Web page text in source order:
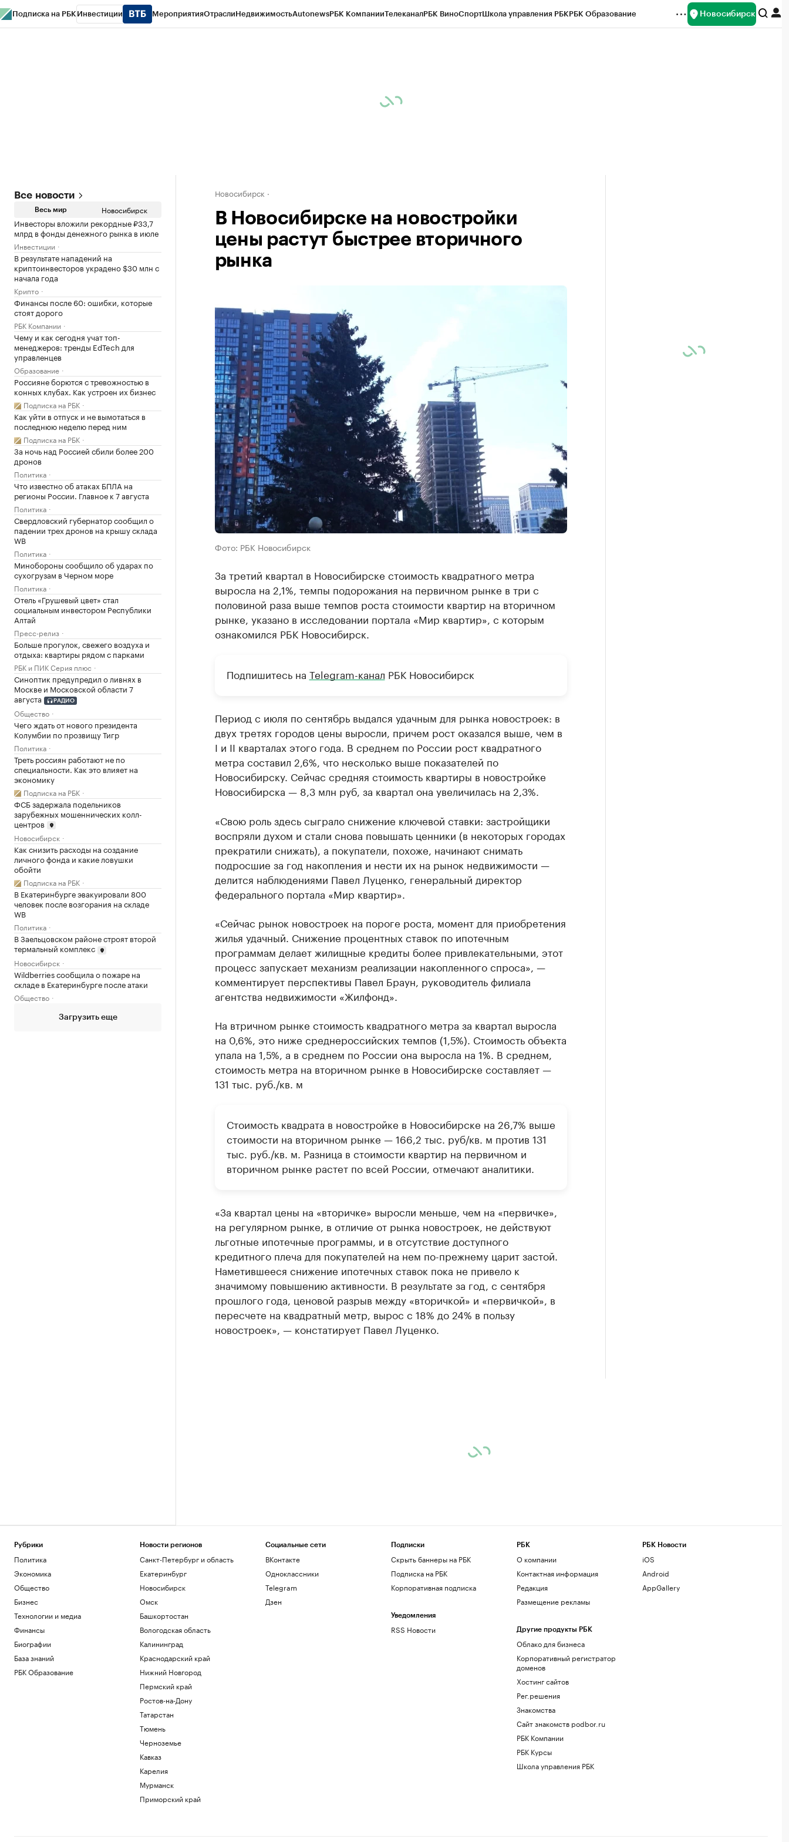
Подписка на РБК Инвестиции МероприятияОтраслиНедвижимостьAutonewsРБК КомпанииТелеканалРБК ВиноСпортШкола управления РБКРБК Образование Новосибирск
Все новости
Весь мир Новосибирск
Инвесторы вложили рекордные ₽33,7
млрд в фонды денежного рынка в июле
Инвестиции
В результате нападений на
криптоинвесторов украдено $30 млн с
начала года
Крипто
Финансы после 60: ошибки, которые
стоят дорого
РБК Компании
Чему и как сегодня учат топ-
менеджеров: тренды EdTech для
управленцев
Образование
Россияне борются с тревожностью в
конных клубах. Как устроен их бизнес
Подписка на РБК
Как уйти в отпуск и не вымотаться в
последнюю неделю перед ним
Подписка на РБК
За ночь над Россией сбили более 200
дронов
Политика
Что известно об атаках БПЛА на
регионы России. Главное к 7 августа
Политика
Свердловский губернатор сообщил о
падении трех дронов на крышу склада
WB
Политика
Минобороны сообщило об ударах по
сухогрузам в Черном море
Политика
Отель «Грушевый цвет» стал
социальным инвестором Республики
Алтай
Пресс-релиз
Больше прогулок, свежего воздуха и
отдыха: квартиры рядом с парками
РБК и ПИК Серия плюс
Синоптик предупредил о ливнях в
Москве и Московской области 7
августа
РАДИО
Общество
Чего ждать от нового президента
Колумбии по прозвищу Тигр
Политика
Треть россиян работают не по
специальности. Как это влияет на
экономику
Подписка на РБК
ФСБ задержала подельников
зарубежных мошеннических колл-
центров
Новосибирск
Как снизить расходы на создание
личного фонда и какие ловушки
обойти
Подписка на РБК
В Екатеринбурге эвакуировали 800
человек после возгорания на складе
WB
Политика
В Заельцовском районе строят второй
термальный комплекс
Новосибирск
Wildberries сообщила о пожаре на
складе в Екатеринбурге после атаки
Общество
Загрузить еще
Новосибирск
В Новосибирске на новостройки
цены растут быстрее вторичного
рынка
Фото: РБК Новосибирск
За третий квартал в Новосибирске стоимость квадратного метра
выросла на 2,1%, темпы подорожания на первичном рынке в три с
половиной раза выше темпов роста стоимости квартир на вторичном
рынке, указано в исследовании портала «Мир квартир», с которым
ознакомился РБК Новосибирск.
Подпишитесь на Telegram-канал РБК Новосибирск
Период с июля по сентябрь выдался удачным для рынка новостроек: в
двух третях городов цены выросли, причем рост оказался выше, чем в
I и II кварталах этого года. В среднем по России рост квадратного
метра составил 2,6%, что несколько выше показателей по
Новосибирску. Сейчас средняя стоимость квартиры в новостройке
Новосибирска — 8,3 млн руб, за квартал она увеличилась на 2,3%.
«Свою роль здесь сыграло снижение ключевой ставки: застройщики
воспряли духом и стали снова повышать ценники (в некоторых городах
прекратили снижать), а покупатели, похоже, начинают снимать
подросшие за год накопления и нести их на рынок недвижимости —
делится наблюдениями Павел Луценко, генеральный директор
федерального портала «Мир квартир».
«Сейчас рынок новостроек на пороге роста, момент для приобретения
жилья удачный. Снижение процентных ставок по ипотечным
программам делает жилищные кредиты более привлекательными, этот
процесс запускает механизм реализации накопленного спроса», —
комментирует перспективы Павел Браун, руководитель филиала
агентства недвижимости «Жилфонд».
На втричном рынке стоимость квадратного метра за квартал выросла
на 0,6%, это ниже среднероссийских темпов (1,5%). Стоимость объекта
упала на 1,5%, а в среднем по России она выросла на 1%. В среднем,
стоимость метра на вторичном рынке в Новосибирске составляет —
131 тыс. руб./кв. м
Стоимость квадрата в новостройке в Новосибирске на 26,7% выше
стоимости на вторичном рынке — 166,2 тыс. руб/кв. м против 131
тыс. руб./кв. м. Разница в стоимости квартир на первичном и
вторичном рынке растет по всей России, отмечают аналитики.
«За квартал цены на «вторичке» выросли меньше, чем на «первичке»,
на регулярном рынке, в отличие от рынка новостроек, не действуют
льготные ипотечные программы, и в отсутствие доступного
кредитного плеча для покупателей на нем по-прежнему царит застой.
Наметившееся снижение ипотечных ставок пока не привело к
значимому повышению активности. В результате за год, с сентября
прошлого года, ценовой разрыв между «вторичкой» и «первичкой», в
пересчете на квадратный метр, вырос с 18% до 24% в пользу
новостроек», — констатирует Павел Луценко.
Рубрики
Политика
Экономика
Общество
Бизнес
Технологии и медиа
Финансы
Биографии
База знаний
РБК Образование
Новости регионов
Санкт-Петербург и область
Екатеринбург
Новосибирск
Омск
Башкортостан
Вологодская область
Калининград
Краснодарский край
Нижний Новгород
Пермский край
Ростов-на-Дону
Татарстан
Тюмень
Черноземье
Кавказ
Карелия
Мурманск
Приморский край
Социальные сети
ВКонтакте
Одноклассники
Telegram
Дзен
Подписки
Скрыть баннеры на РБК
Подписка на РБК
Корпоративная подписка
Уведомления
RSS Новости
РБК
О компании
Контактная информация
Редакция
Размещение рекламы
Другие продукты РБК
Облако для бизнеса
Корпоративный регистратор
доменов
Хостинг сайтов
Рег.решения
Знакомства
Сайт знакомств podbor.ru
РБК Компании
РБК Курсы
Школа управления РБК
РБК Новости
iOS
Android
AppGallery